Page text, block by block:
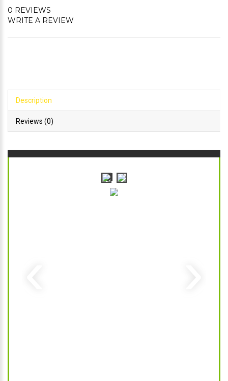
0 REVIEWS
WRITE A REVIEW
Description
Reviews (0)